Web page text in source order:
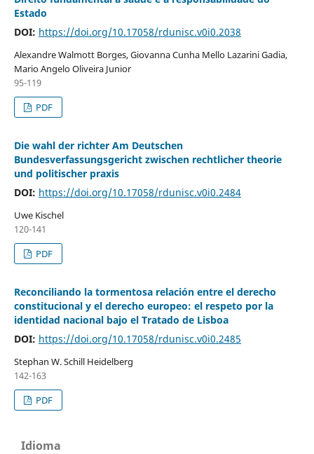
Estado
DOI: https://doi.org/10.17058/rdunisc.v0i0.2038
Alexandre Walmott Borges, Giovanna Cunha Mello Lazarini Gadia,
Mario Angelo Oliveira Junior
95-119
PDF
Die wahl der richter Am Deutschen
Bundesverfassungsgericht zwischen rechtlicher theorie
und politischer praxis
DOI: https://doi.org/10.17058/rdunisc.v0i0.2484
Uwe Kischel
120-141
PDF
Reconciliando la tormentosa relación entre el derecho
constitucional y el derecho europeo: el respeto por la
identidad nacional bajo el Tratado de Lisboa
DOI: https://doi.org/10.17058/rdunisc.v0i0.2485
Stephan W. Schill Heidelberg
142-163
PDF
Idioma